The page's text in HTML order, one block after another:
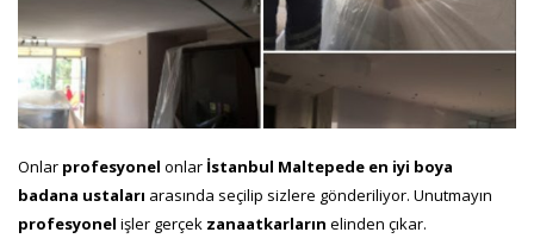
Onlar profesyonel onlar İstanbul Maltepede en iyi boya
badana ustaları arasında seçilip sizlere gönderiliyor. Unutmayın
profesyonel işler gerçek zanaatkarların elinden çıkar.